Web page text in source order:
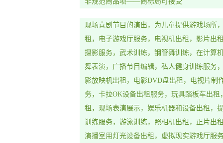
现场喜剧节目的演出，为儿童提供游戏场所
租，电子游戏厅服务，电视机出租，影片出
摄影服务，武术训练，钢管舞训练，在计算
舞表演，广播节目编辑，私人健身训练服务
影放映机出租，电影DVD盘出租，电视片制
务，卡拉OK设备出租服务，玩具踏板车出
租，现场表演展示，娱乐机器和设备出租，
训练服务，游泳训练，照相机出租，正片出
演播室用灯光设备出租，虚拟现实游戏厅服